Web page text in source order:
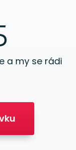
a my se rádi